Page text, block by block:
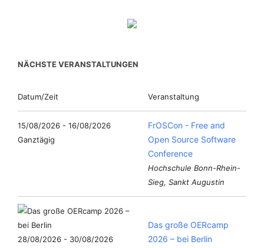
NÄCHSTE VERANSTALTUNGEN
Datum/Zeit Veranstaltung
15/08/2026 - 16/08/2026
Ganztägig
FrOSCon - Free and
Open Source Software
Conference
Hochschule Bonn-Rhein-
Sieg, Sankt Augustin
28/08/2026 - 30/08/2026
Das große OERcamp
2026 – bei Berlin